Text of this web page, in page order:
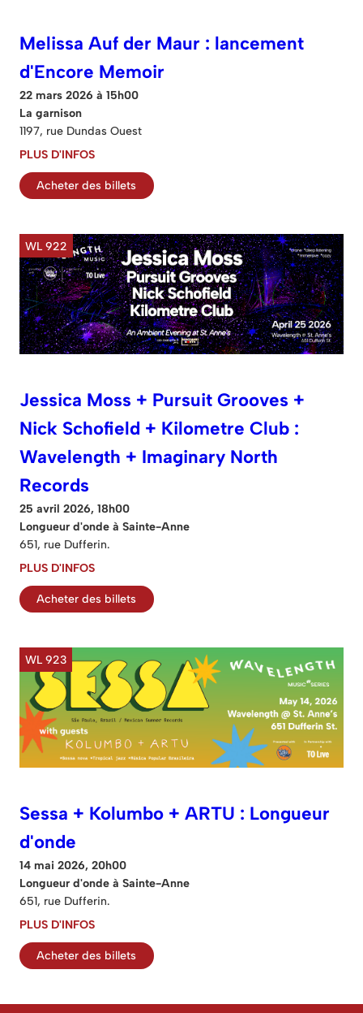
Melissa Auf der Maur : lancement
d'Encore Memoir
22 mars 2026 à 15h00
La garnison
1197, rue Dundas Ouest
PLUS D'INFOS
Acheter des billets
WL 922
Jessica Moss + Pursuit Grooves +
Nick Schofield + Kilometre Club :
Wavelength + Imaginary North
Records
25 avril 2026, 18h00
Longueur d'onde à Sainte-Anne
651, rue Dufferin.
PLUS D'INFOS
Acheter des billets
WL 923
Sessa + Kolumbo + ARTU : Longueur
d'onde
14 mai 2026, 20h00
Longueur d'onde à Sainte-Anne
651, rue Dufferin.
PLUS D'INFOS
Acheter des billets